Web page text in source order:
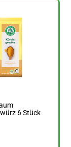
6 Stück